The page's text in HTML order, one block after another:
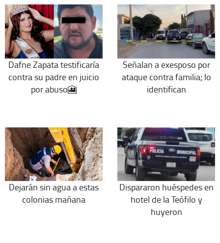
Dafne Zapata testificaría
contra su padre en juicio
por abuso🎦
Señalan a exesposo por
ataque contra familia; lo
identifican
Dejarán sin agua a estas
colonias mañana
Dispararon huéspedes en
hotel de la Teófilo y
huyeron